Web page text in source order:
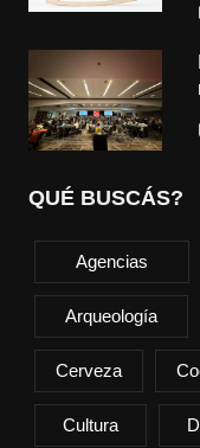
QUÉ BUSCÁS?
Agencias
Arqueología
Cerveza
Cultura